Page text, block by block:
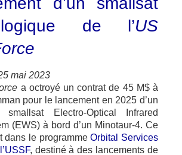
de l’US
mai 2023
a octroyé un contrat de 45 M$ à
pour le lancement en 2025 d’un
Electro-Optical Infrared
(EWS) à bord d’un Minotaur-4. Ce
dans le programmeOrbital Services
, destiné à des lancements de